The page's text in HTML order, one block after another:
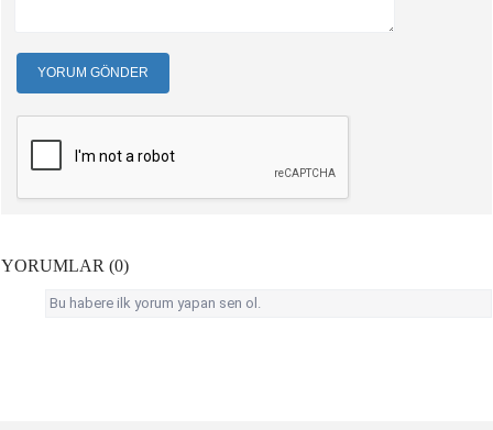
YORUM GÖNDER
YORUMLAR (0)
Bu habere ilk yorum yapan sen ol.